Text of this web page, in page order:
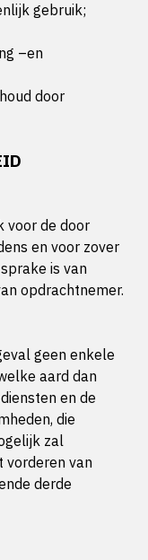
gebruik;
–en
door
voor de door
en voor zover
is van
opdrachtnemer.
geen enkele
aard dan
en de
die
zal
van
derde